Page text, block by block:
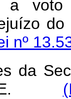
voto
nº
da